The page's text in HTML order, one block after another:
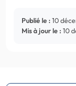
Publié le : 10
Mis à jour le : 10